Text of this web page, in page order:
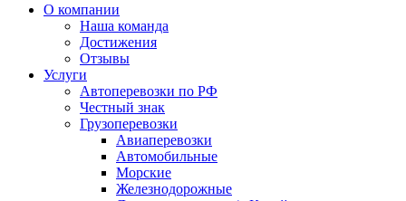
О компании
Наша команда
Достижения
Отзывы
Услуги
Автоперевозки по РФ
Честный знак
Грузоперевозки
Авиаперевозки
Автомобильные
Морские
Железнодорожные